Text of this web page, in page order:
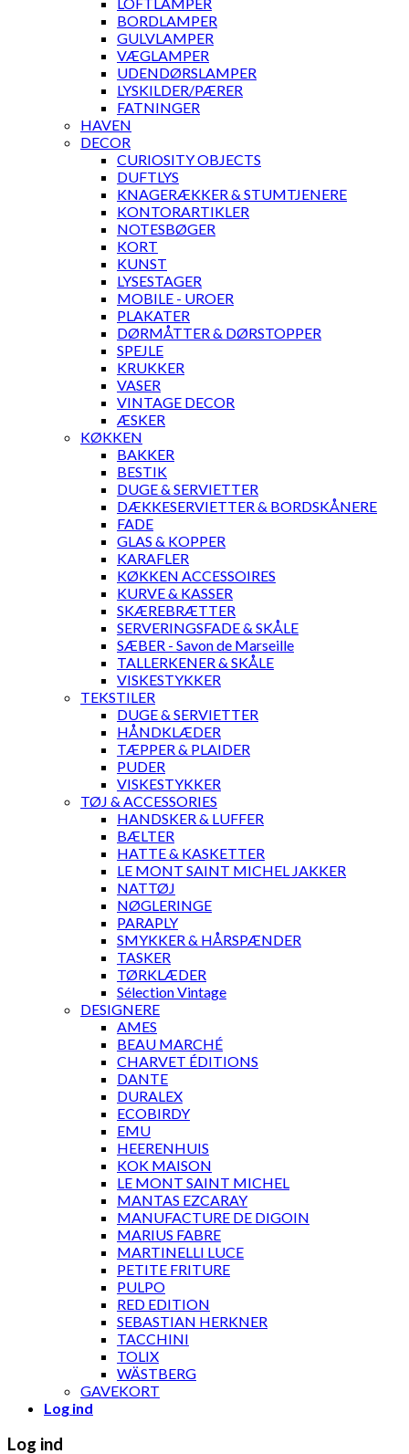
BORDLAMPER
GULVLAMPER
VÆGLAMPER
UDENDØRSLAMPER
LYSKILDER/PÆRER
FATNINGER
HAVEN
DECOR
CURIOSITY OBJECTS
DUFTLYS
KNAGERÆKKER & STUMTJENERE
KONTORARTIKLER
NOTESBØGER
KORT
KUNST
LYSESTAGER
MOBILE - UROER
PLAKATER
DØRMÅTTER & DØRSTOPPER
SPEJLE
KRUKKER
VASER
VINTAGE DECOR
ÆSKER
KØKKEN
BAKKER
BESTIK
DUGE & SERVIETTER
DÆKKESERVIETTER & BORDSKÅNERE
FADE
GLAS & KOPPER
KARAFLER
KØKKEN ACCESSOIRES
KURVE & KASSER
SKÆREBRÆTTER
SERVERINGSFADE & SKÅLE
SÆBER - Savon de Marseille
TALLERKENER & SKÅLE
VISKESTYKKER
TEKSTILER
DUGE & SERVIETTER
HÅNDKLÆDER
TÆPPER & PLAIDER
PUDER
VISKESTYKKER
TØJ & ACCESSORIES
HANDSKER & LUFFER
BÆLTER
HATTE & KASKETTER
LE MONT SAINT MICHEL JAKKER
NATTØJ
NØGLERINGE
PARAPLY
SMYKKER & HÅRSPÆNDER
TASKER
TØRKLÆDER
Sélection Vintage
DESIGNERE
AMES
BEAU MARCHÉ
CHARVET ÉDITIONS
DANTE
DURALEX
ECOBIRDY
EMU
HEERENHUIS
KOK MAISON
LE MONT SAINT MICHEL
MANTAS EZCARAY
MANUFACTURE DE DIGOIN
MARIUS FABRE
MARTINELLI LUCE
PETITE FRITURE
PULPO
RED EDITION
SEBASTIAN HERKNER
TACCHINI
TOLIX
WÄSTBERG
GAVEKORT
Log ind
Log ind